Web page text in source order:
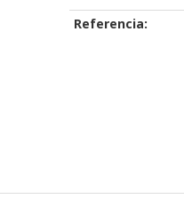
Referencia: